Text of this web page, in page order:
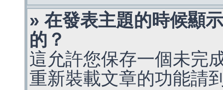
» 在發表主題的時候顯
的？
這允許您保存一個未完
重新裝載文章的功能請